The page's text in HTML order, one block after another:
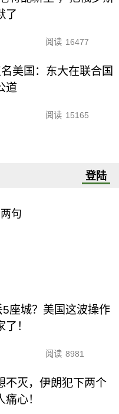
了
阅读 16477
美国：东大在联合国
道
阅读 15165
登陆
句
座城？美国这波操作
！
阅读 8981
不灭，伊朗犯下两个
心！